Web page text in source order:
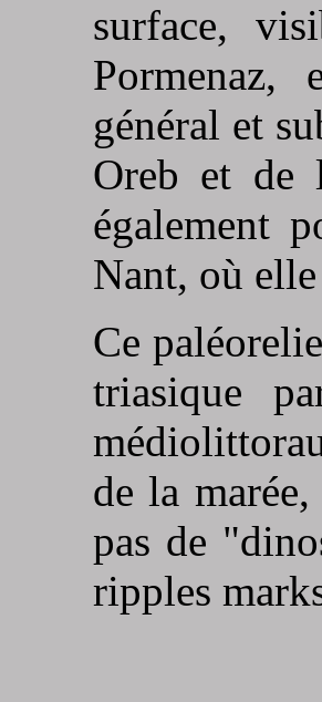
surface,
général et
Oreb et de
également
Nant, où
Ce
triasique
de la
pas de
ripples